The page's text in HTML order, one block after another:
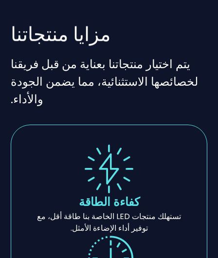
مزايا منتجاتنا
يتم اختيار منتجاتنا بعناية من قبل فريقنا
لخصائصها الاستثنائية، مما يضمن الجودة
والأداء.
كفاءة الطاقة
تستهلك منتجات LED الخاصة بنا طاقة أقل، مع
توفير أداء الإضاءة الأمثل.